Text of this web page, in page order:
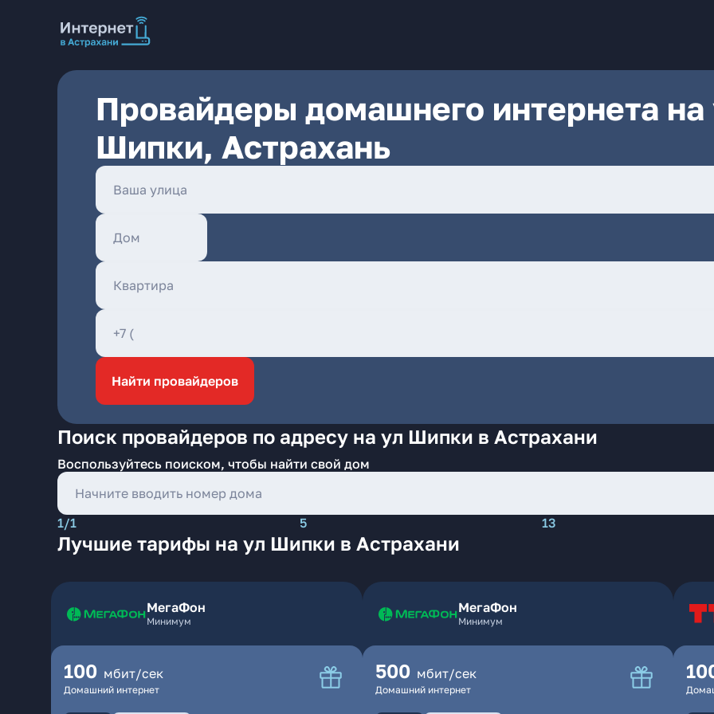
Провайдеры домашнего интернета на
Шипки, Астрахань
Найти провайдеров
Поиск провайдеров по адресу на ул Шипки в Астрахани
Воспользуйтесь поиском, чтобы найти свой дом
1/1 5 13
Лучшие тарифы на ул Шипки в Астрахани
МегаФон
Минимум
100 мбит/сек
Домашний интернет
МегаФон
Минимум
500 мбит/сек
Домашний интернет